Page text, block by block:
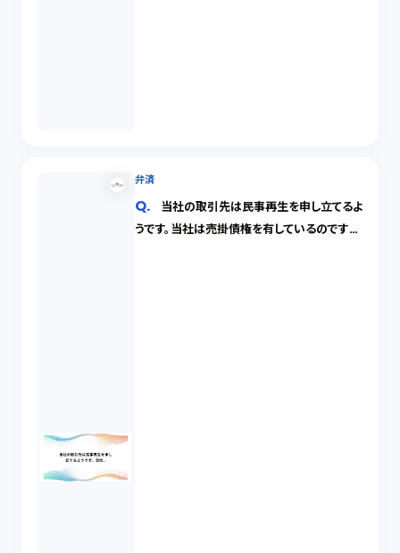
弁済
当社の取引先は民事再生を申し立てるよ
うです。当社は売掛債権を有しているのです